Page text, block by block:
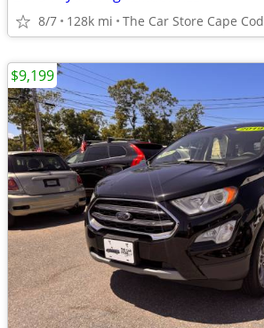
8/7 128k mi The Car Store Cape Cod
$9,199